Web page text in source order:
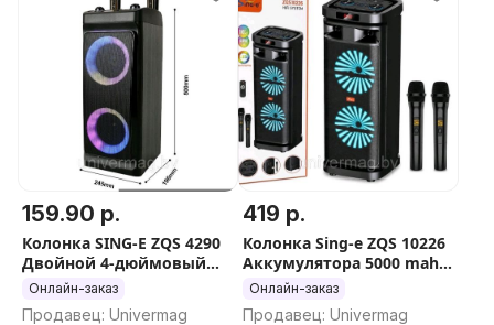
159.90 р.
Колонка SING-E ZQS 4290
Двойной 4-дюймовый
сабвуфер Динамики для
Онлайн-заказ
Продавец: Univermag
419 р.
Колонка Sing-e ZQS 10226
Аккумулятора 5000 mah 2
× 10 дюймовый
Онлайн-заказ
Продавец: Univermag